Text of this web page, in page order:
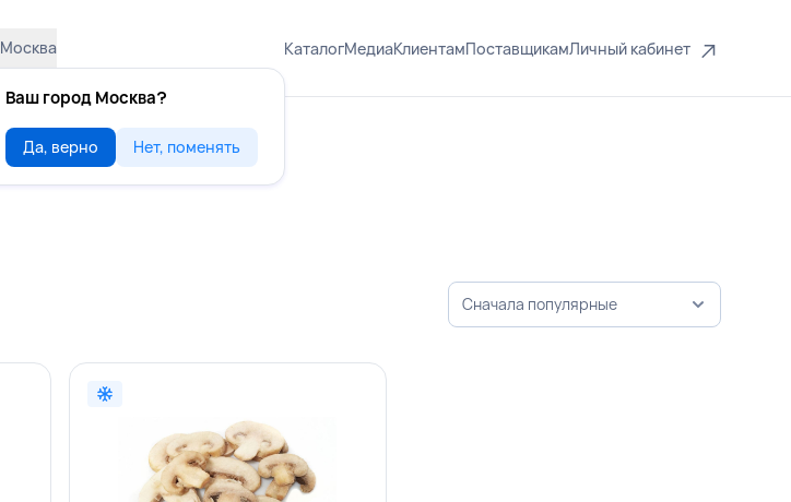
Москва
Ваш город Москва?
Да, верно Нет, поменять
КаталогМедиаКлиентамПоставщикамЛичный кабинет
Сначала популярные